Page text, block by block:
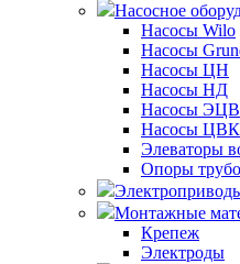
Насосное
Насосы Wilo
Насосы
Насосы ЦН
Насосы НД
Насосы ЭЦВ
Насосы ЦВК
Элеваторы
Опоры
Монтажные
Крепеж
Электроды